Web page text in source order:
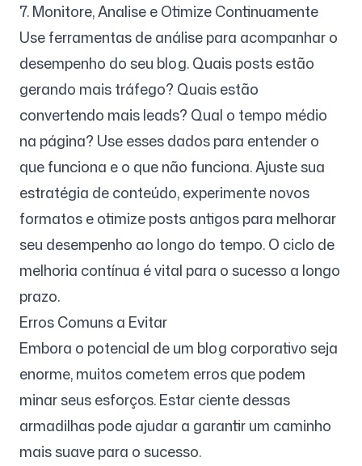
7. Monitore, Analise e Otimize Continuamente
Use ferramentas de análise para acompanhar o
desempenho do seu blog. Quais posts estão
gerando mais tráfego? Quais estão
convertendo mais leads? Qual o tempo médio
na página? Use esses dados para entender o
que funciona e o que não funciona. Ajuste sua
estratégia de conteúdo, experimente novos
formatos e otimize posts antigos para melhorar
seu desempenho ao longo do tempo. O ciclo de
melhoria contínua é vital para o sucesso a longo
prazo.
Erros Comuns a Evitar
Embora o potencial de um blog corporativo seja
enorme, muitos cometem erros que podem
minar seus esforços. Estar ciente dessas
armadilhas pode ajudar a garantir um caminho
mais suave para o sucesso.